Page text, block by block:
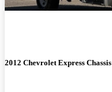
2012 Chevrolet Express Chassis